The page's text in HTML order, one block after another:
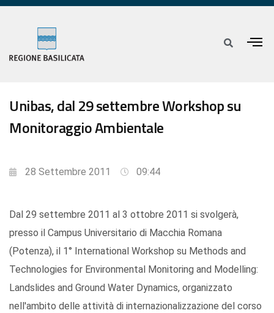
Unibas, dal 29 settembre Workshop su
Monitoraggio Ambientale
28 Settembre 2011 09:44
Dal 29 settembre 2011 al 3 ottobre 2011 si svolgerà,
presso il Campus Universitario di Macchia Romana
(Potenza), il 1° International Workshop su Methods and
Technologies for Environmental Monitoring and Modelling:
Landslides and Ground Water Dynamics, organizzato
nell'ambito delle attività di internazionalizzazione del corso